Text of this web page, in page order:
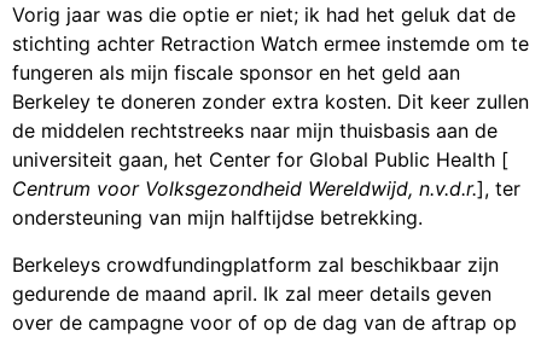
Vorig jaar was die optie er niet; ik had het geluk dat de
stichting achter Retraction Watch ermee instemde om te
fungeren als mijn fiscale sponsor en het geld aan
Berkeley te doneren zonder extra kosten. Dit keer zullen
de middelen rechtstreeks naar mijn thuisbasis aan de
universiteit gaan, het Center for Global Public Health [
Centrum voor Volksgezondheid Wereldwijd, n.v.d.r.], ter
ondersteuning van mijn halftijdse betrekking.
Berkeleys crowdfundingplatform zal beschikbaar zijn
gedurende de maand april. Ik zal meer details geven
over de campagne voor of op de dag van de aftrap op